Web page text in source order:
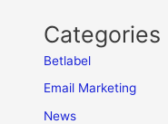
Categories
Betlabel
Email Marketing
News